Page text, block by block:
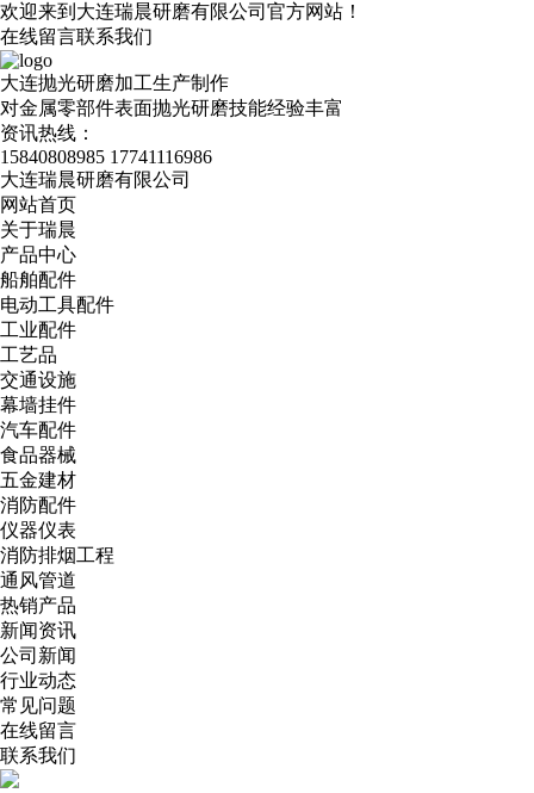
欢迎来到大连瑞晨研磨有限公司官方网站！
在线留言联系我们
大连抛光研磨加工生产制作
对金属零部件表面抛光研磨技能经验丰富
资讯热线：
15840808985 17741116986
大连瑞晨研磨有限公司
网站首页
关于瑞晨
产品中心
船舶配件
电动工具配件
工业配件
工艺品
交通设施
幕墙挂件
汽车配件
食品器械
五金建材
消防配件
仪器仪表
消防排烟工程
通风管道
热销产品
新闻资讯
公司新闻
行业动态
常见问题
在线留言
联系我们